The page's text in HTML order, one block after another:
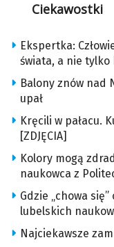
Ciekawostki
Ekspertka:
świata, a nie tylko
Balony znów nad
upał
Kręcili w pałacu.
[ZDJĘCIA]
Kolory mogą
naukowca z
Gdzie „chowa
lubelskich
Najciekawsze